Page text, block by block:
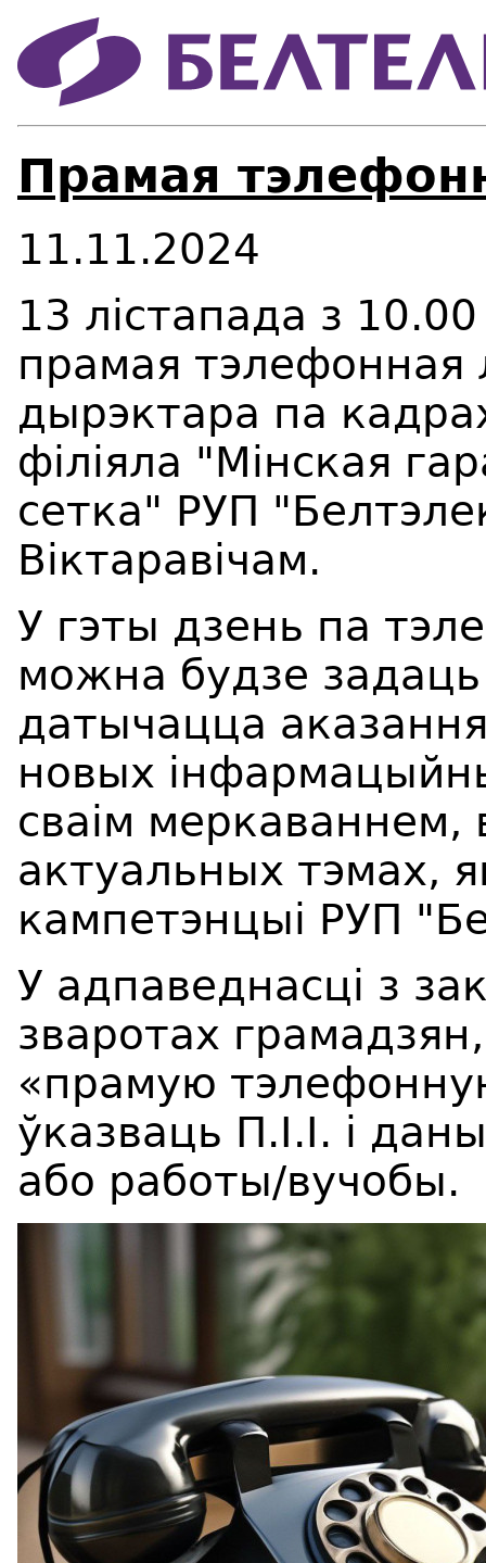
Прамая
11.11.2024
13 лістапада з
прамая тэлефонная
дырэктара па
філіяла "Мінская
сетка" РУП
Віктаравічам.
У гэты дзень па
можна будзе задаць
датычацца
новых
сваім
актуальных тэмах,
кампетэнцыі РУП
У адпаведнасці з
зваротах
«прамую
ўказваць П.І.І. і
або работы/вучобы.